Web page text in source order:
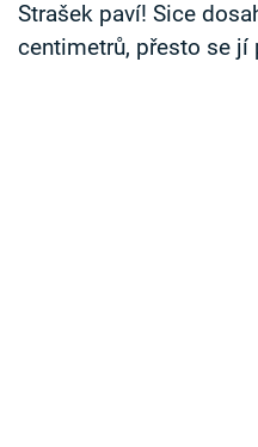
Strašek paví! Sice
centimetrů, přesto se jí